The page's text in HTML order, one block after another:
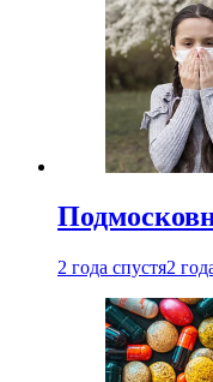
2 года спустя2